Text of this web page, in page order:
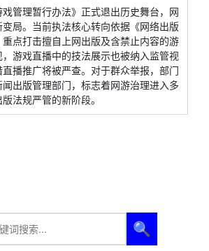
戏管理暂行办法》正式退出历史舞台，网
局。当前执法核心转向依据《网络出版
点打击擅自上网出版及含禁止内容的游
游戏直播中的技法展示也被纳入监管视
播推广将被严查。对于群众举报，部门
出版管理部门，标志着网游治理进入多
法规严管的新阶段。
🔍